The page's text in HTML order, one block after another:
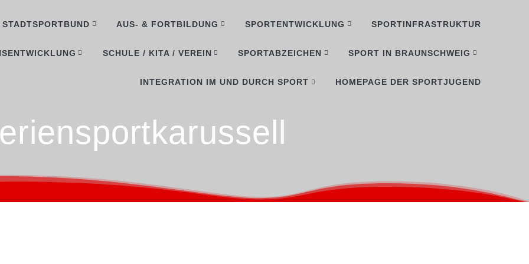
STADTSPORTBUND AUS- & FORTBILDUNG SPORTENTWICKLUNG SPORTINFRASTRUKTUR
SCHULE / KITA / VEREIN SPORTABZEICHEN SPORT IN BRAUNSCHWEIG
INTEGRATION IM UND DURCH SPORT HOMEPAGE DER SPORTJUGEND